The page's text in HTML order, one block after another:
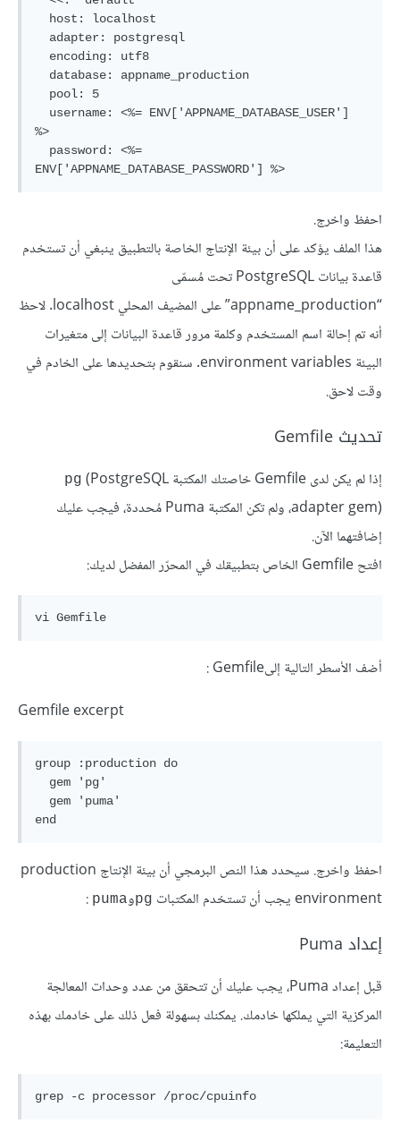
%>
احفظ واخرج.
هذا الملف يؤكد على أن بيئة الإنتاج الخاصة بالتطبيق ينبغي أن تستخدم
قاعدة بيانات PostgreSQL تحت مُسمّى
“appname_production” على المضيف المحلي localhost. لاحظ
أنه تم إحالة اسم المستخدم وكلمة مرور قاعدة البيانات إلى متغيرات
البيئة environment variables. سنقوم بتحديدها على الخادم في
وقت لاحق.
تحديث Gemfile
إذا لم يكن لدى Gemfile خاصتك المكتبة pg (PostgreSQL
adapter gem)، ولم تكن المكتبة Puma مُحددة، فيجب عليك
إضافتهما الآن.
افتح Gemfile الخاص بتطبيقك في المحرّر المفضل لديك:
أضف الأسطر التالية إلىGemfile :
Gemfile excerpt
group :production do
احفظ واخرج. سيحدد هذا النص البرمجي أن بيئة الإنتاج production
environment يجب أن تستخدم المكتبات
pgوpuma
:
إعداد Puma
قبل إعداد Puma، يجب عليك أن تتحقق من عدد وحدات المعالجة
المركزية التي يملكها خادمك. يمكنك بسهولة فعل ذلك على خادمك بهذه
التعليمة: